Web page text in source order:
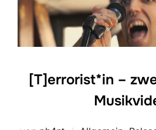
[T]errorist*in –